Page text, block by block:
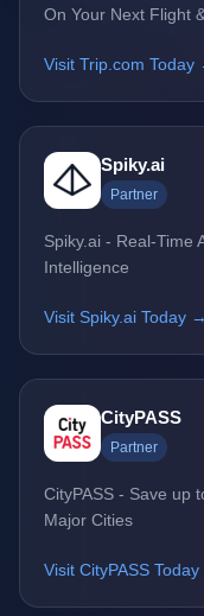
On Your Next Flight
Visit Trip.com Today
Spiky.ai
Partner
Spiky.ai - Real-Time
Intelligence
Visit Spiky.ai Today →
CityPASS
Partner
CityPASS - Save up
Major Cities
Visit CityPASS